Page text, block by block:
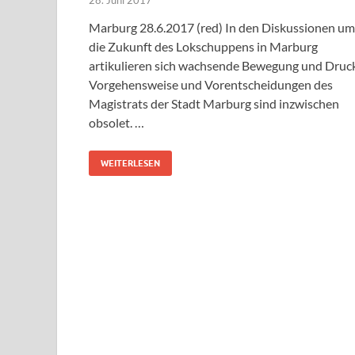
Marburg 28.6.2017 (red) In den Diskussionen um
die Zukunft des Lokschuppens in Marburg
artikulieren sich wachsende Bewegung und
Vorgehensweise und Vorentscheidungen des
Magistrats der Stadt Marburg sind inzwischen
obsolet. …
WEITERLESEN